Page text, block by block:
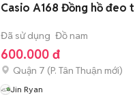
Casio A168 Đồng hồ đeo
Đã sử dụng Đồ nam
600.000 đ
Quận 7 (P. Tân Thuận mới)
Jin Ryan